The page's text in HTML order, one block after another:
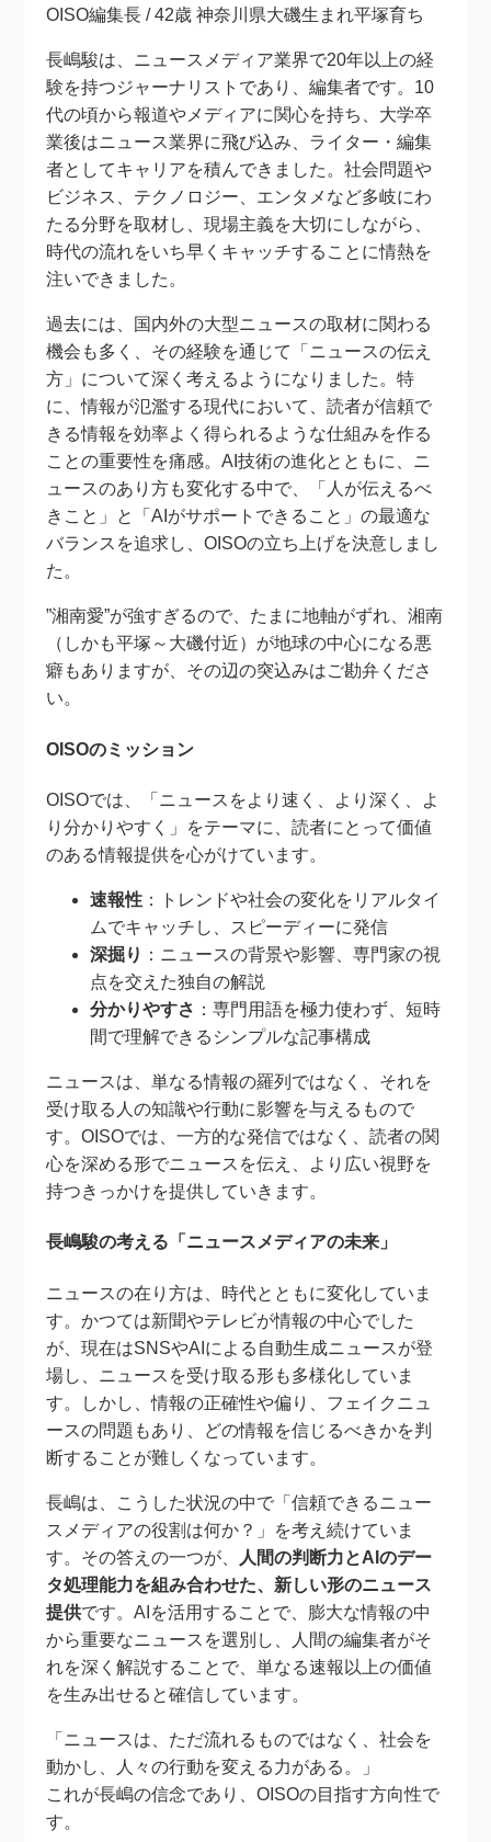
OISO編集長 / 42歳 神奈川県大磯生まれ平塚育ち
長嶋駿は、ニュースメディア業界で20年以上の経
験を持つジャーナリストであり、編集者です。10
代の頃から報道やメディアに関心を持ち、大学卒
業後はニュース業界に飛び込み、ライター・編集
者としてキャリアを積んできました。社会問題や
ビジネス、テクノロジー、エンタメなど多岐にわ
たる分野を取材し、現場主義を大切にしながら、
時代の流れをいち早くキャッチすることに情熱を
注いできました。
過去には、国内外の大型ニュースの取材に関わる
機会も多く、その経験を通じて「ニュースの伝え
方」について深く考えるようになりました。特
に、情報が氾濫する現代において、読者が信頼で
きる情報を効率よく得られるような仕組みを作る
ことの重要性を痛感。AI技術の進化とともに、ニ
ュースのあり方も変化する中で、「人が伝えるべ
きこと」と「AIがサポートできること」の最適な
バランスを追求し、OISOの立ち上げを決意しまし
た。
”湘南愛”が強すぎるので、たまに地軸がずれ、湘南
（しかも平塚～大磯付近）が地球の中心になる悪
癖もありますが、その辺の突込みはご勘弁くださ
い。
OISOのミッション
OISOでは、「ニュースをより速く、より深く、よ
り分かりやすく」をテーマに、読者にとって価値
のある情報提供を心がけています。
速報性 ：トレンドや社会の変化をリアルタイ
ムでキャッチし、スピーディーに発信
深掘り ：ニュースの背景や影響、専門家の視
点を交えた独自の解説
分かりやすさ ：専門用語を極力使わず、短時
間で理解できるシンプルな記事構成
ニュースは、単なる情報の羅列ではなく、それを
受け取る人の知識や行動に影響を与えるもので
す。OISOでは、一方的な発信ではなく、読者の関
心を深める形でニュースを伝え、より広い視野を
持つきっかけを提供していきます。
長嶋駿の考える「ニュースメディアの未来」
ニュースの在り方は、時代とともに変化していま
す。かつては新聞やテレビが情報の中心でした
が、現在はSNSやAIによる自動生成ニュースが登
場し、ニュースを受け取る形も多様化していま
す。しかし、情報の正確性や偏り、フェイクニュ
ースの問題もあり、どの情報を信じるべきかを判
断することが難しくなっています。
長嶋は、こうした状況の中で「信頼できるニュー
スメディアの役割は何か？」を考え続けていま
す。その答えの一つが、
人間の判断力とAIのデー
タ処理能力を組み合わせた、新しい形のニュース
提供です。AIを活用することで、膨大な情報の中
から重要なニュースを選別し、人間の編集者がそ
れを深く解説することで、単なる速報以上の価値
を生み出せると確信しています。
「ニュースは、ただ流れるものではなく、社会を
動かし、人々の行動を変える力がある。」
これが長嶋の信念であり、OISOの目指す方向性で
す。